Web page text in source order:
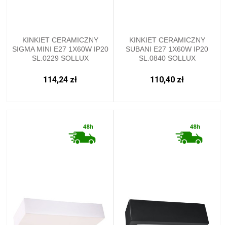
KINKIET CERAMICZNY
SIGMA MINI E27 1X60W IP20
SL.0229 SOLLUX
114,24 zł
KINKIET CERAMICZNY
SUBANI E27 1X60W IP20
SL.0840 SOLLUX
110,40 zł